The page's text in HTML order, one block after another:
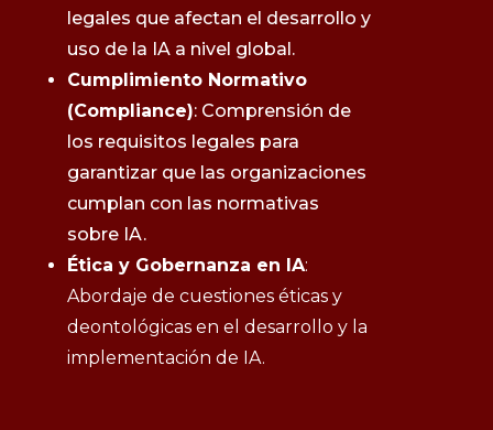
legales que afectan el desarrollo y
uso de la IA a nivel global.
Cumplimiento Normativo
(Compliance): Comprensión de
los requisitos legales para
garantizar que las organizaciones
cumplan con las normativas
sobre IA.
Ética y Gobernanza en IA:
Abordaje de cuestiones éticas y
deontológicas en el desarrollo y la
implementación de IA.